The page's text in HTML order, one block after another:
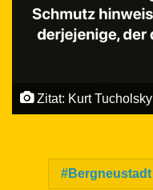
Zitat: Kurt Tucholsky
Bergneustadt